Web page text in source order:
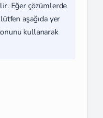
Eğer çözümlerde
aşağıda yer
kullanarak